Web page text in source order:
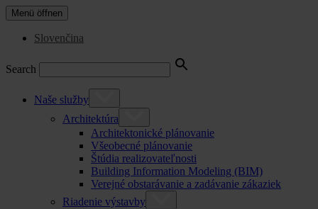
Menü öffnen
Slovenčina
Search
Naše služby
Architektúra
Architektonické plánovanie
Všeobecné plánovanie
Štúdia realizovateľnosti
Building Information Modeling (BIM)
Verejné obstarávanie a zadávanie zákaziek
Riadenie výstavby